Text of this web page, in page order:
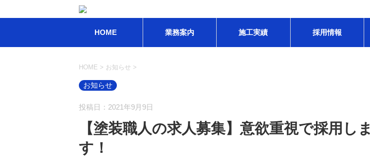
HOME 業務案内 施工実績 採用情報
HOME > お知らせ >
お知らせ
投稿日：2021年9月9日
【塗装職人の求人募集】意欲重視で採用しま
す！